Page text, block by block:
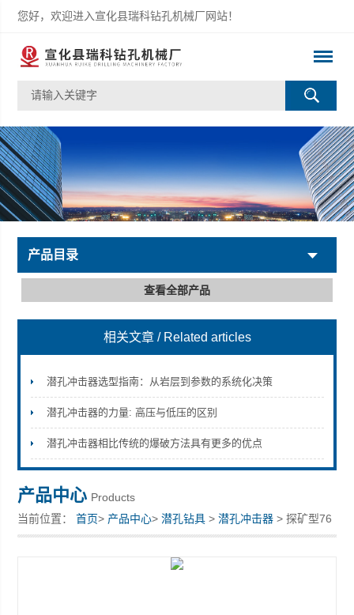
您好，欢迎进入宣化县瑞科钻孔机械厂网站！
宣化县瑞科钻孔机械厂
产品目录
查看全部产品
相关文章 / Related articles
潜孔冲击器选型指南：从岩层到参数的系统化决策
潜孔冲击器的力量: 高压与低压的区别
潜孔冲击器相比传统的爆破方法具有更多的优点
产品中心 Products
当前位置：首页> 产品中心>潜孔钻具 >潜孔冲击器 > 探矿型76
吊挂冲击器